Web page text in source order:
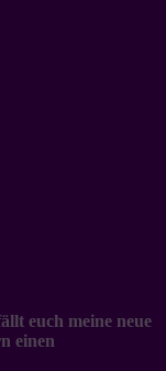
euch meine neue
einen